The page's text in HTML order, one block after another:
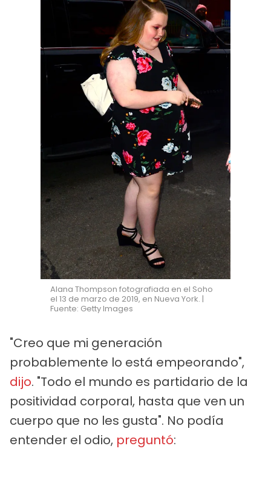
Alana Thompson fotografiada en el Soho
el 13 de marzo de 2019, en Nueva York. |
Fuente: Getty Images
"Creo que mi generación
probablemente lo está empeorando",
dijo. "Todo el mundo es partidario de la
positividad corporal, hasta que ven un
cuerpo que no les gusta". No podía
entender el odio, preguntó: